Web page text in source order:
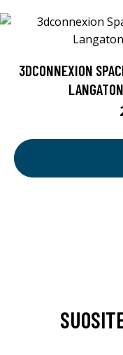
3DCONNEXION